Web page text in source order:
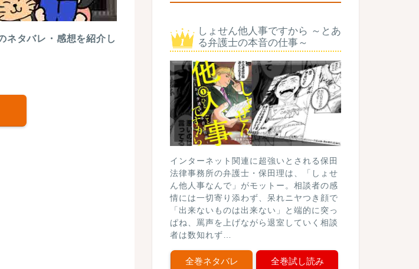
ネタバレ・感想を紹介し
しょせん他人事ですから ～とあ
る弁護士の本音の仕事～
インターネット関連に超強いとされる保田
法律事務所の弁護士・保田理は、「しょせ
ん他人事なんで」がモットー。相談者の感
情には一切寄り添わず、呆れニヤつき顔で
「出来ないものは出来ない」と端的に突っ
ぱね、罵声を上げながら退室していく相談
者は数知れず…
全巻ネタバレ 全巻試し読み